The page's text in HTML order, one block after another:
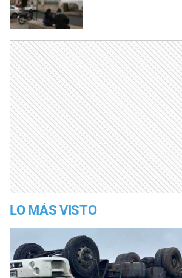
LO MÁS VISTO